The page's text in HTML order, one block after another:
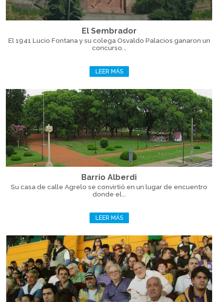
El Sembrador
El 1941 Lucio Fontana y su colega Osvaldo Palacios ganaron un
concurso...
LEER MÁS
Barrio Alberdi
Su casa de calle Agrelo se convirtió en un lugar de encuentro
donde el...
LEER MÁS